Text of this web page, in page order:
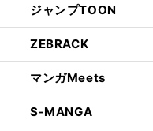
ジャンプTOON
ZEBRACK
マンガMeets
S-MANGA